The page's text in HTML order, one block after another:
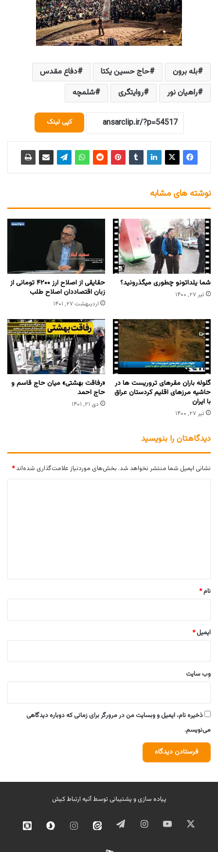
بله برون حاج حسین یکتا
دفاع مقدس
راهیان نور
روایتگری شلمچه
کپی لینک
نوشته های مشابه
شما یلداتونو چطوری میگذرونید؟
تیر ۲۷, ۱۴۰۰
حقایقی از اصلاح ارز ۴۲۰۰ تومانی از
زبان اقتصاددان اصلاح طلب
اردیبهشت ۲۷, ۱۴۰۱
گلوله باران مقرهای تروریست ها در
حاشیه مرزهای اقلیم کردستان عراق
با ایران
تیر ۲۷, ۱۴۰۰
«رفاقت بهشتی» میان حاج قاسم و
حاج احمد
دی ۲۱, ۱۴۰۱
دیدگاهتان را بنویسید
نشانی ایمیل شما منتشر نخواهد شد. بخش‌های موردنیاز علامت‌گذاری شده‌اند*
نام*
ایمیل*
وب‌ سایت
ذخیره نام، ایمیل و وبسایت من در مرورگر برای زمانی که دوباره دیدگاهی
می‌نویسم.
پیاده سازی و پشتیبانی توسطآتیه ارتباط کیش
ایکس یوتیوب اینستاگرامتلگرام ایتا
اینستاگرامسروش